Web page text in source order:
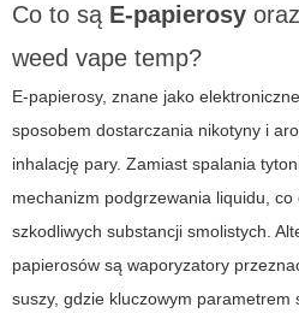
Co to są E-papierosy
weed vape temp?
E-papierosy, znane jako
sposobem dostarczania nikotyny i
inhalację pary. Zamiast spalania
mechanizm podgrzewania liquidu,
szkodliwych substancji smolistych.
papierosów są waporyzatory
suszy, gdzie kluczowym parametrem